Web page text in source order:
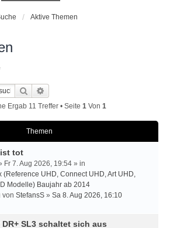
Aktive Themen
Suche
Ergab 11 Treffer • Seite 1Von 1
Themen
ist tot
Fr 7. Aug 2026, 19:54 » in
(Reference UHD, Connect UHD, Art UHD,
Modelle) Baujahr ab 2014
von StefansS » Sa 8. Aug 2026, 16:10
SL3 schaltet sich aus